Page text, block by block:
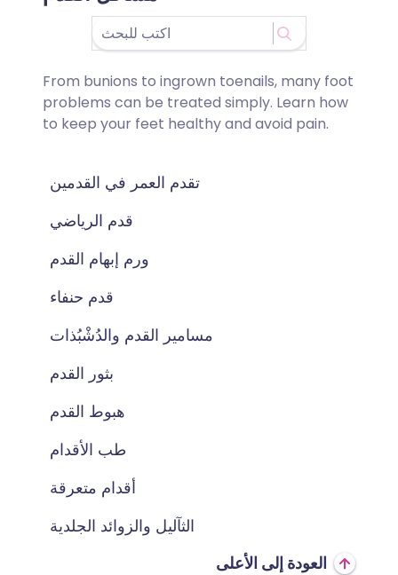
From bunions to ingrown toenails, many foot
problems can be treated simply. Learn how
to keep your feet healthy and avoid pain.
تقدم العمر في القدمين
قدم الرياضي
ورم إبهام القدم
قدم حنفاء
مسامير القدم والدُشْبُذات
بثور القدم
هبوط القدم
طب الأقدام
أقدام متعرقة
الثآليل والزوائد الجلدية
العودة إلى الأعلى